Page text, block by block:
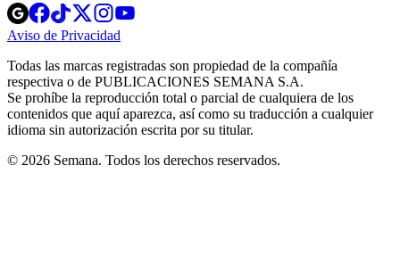
Opens
in
new
Opens
in
new
Opens
in
new
window
Opens
new
windowwindow
Aviso de Privacidad
new
window
Todas las marcas registradas son propiedad de la compañía
respectiva o de PUBLICACIONES SEMANA S.A.
Se prohíbe la reproducción total o parcial de cualquiera de los
contenidos que aquí aparezca, así como su traducción a cualquier
idioma sin autorización escrita por su titular.
© 2026 Semana. Todos los derechos reservados.